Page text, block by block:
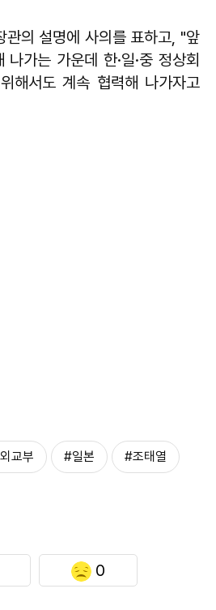
관의 설명에 사의를 표하고, "앞
가는 가운데 한·일·중 정상회
해서도 계속 협력해 나가자고
교부 #일본 #조태열
0